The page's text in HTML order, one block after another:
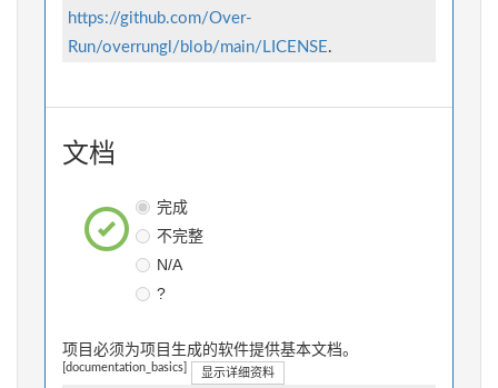
https://github.com/Over-
Run/overrungl/blob/main/LICENSE.
文档
完成
不完整
N/A
?
项目必须为项目生成的软件提供基本文档。
[documentation_basics] 显示详细资料